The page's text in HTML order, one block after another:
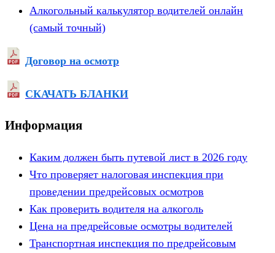
Алкогольный калькулятор водителей онлайн
(самый точный)
Договор на осмотр
СКАЧАТЬ БЛАНКИ
Информация
Каким должен быть путевой лист в 2026 году
Что проверяет налоговая инспекция при
проведении предрейсовых осмотров
Как проверить водителя на алкоголь
Цена на предрейсовые осмотры водителей
Транспортная инспекция по предрейсовым